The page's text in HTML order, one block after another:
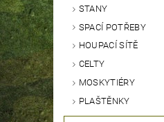
STANY
SPACÍ POTŘEBY
HOUPACÍ SÍTĚ
CELTY
MOSKYTIÉRY
PLAŠTĚNKY